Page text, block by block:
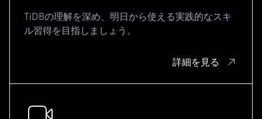
TiDBの理解を深め、明日から使える実践的なスキ
ル習得を目指しましょう。
詳細を見る